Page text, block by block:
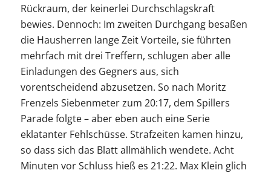
Rückraum, der keinerlei Durchschlagskraft
bewies. Dennoch: Im zweiten Durchgang besaßen
die Hausherren lange Zeit Vorteile, sie führten
mehrfach mit drei Treffern, schlugen aber alle
Einladungen des Gegners aus, sich
vorentscheidend abzusetzen. So nach Moritz
Frenzels Siebenmeter zum 20:17, dem Spillers
Parade folgte – aber eben auch eine Serie
eklatanter Fehlschüsse. Strafzeiten kamen hinzu,
so dass sich das Blatt allmählich wendete. Acht
Minuten vor Schluss hieß es 21:22. Max Klein glich